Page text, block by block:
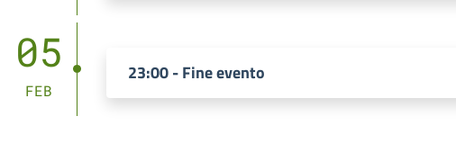
05
FEB
23:00 - Fine evento